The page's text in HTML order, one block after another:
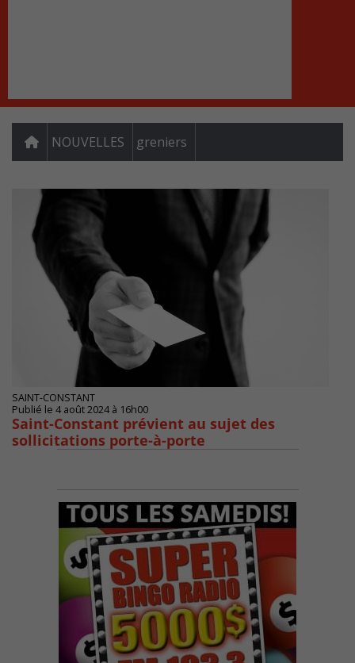
NOUVELLES greniers
SAINT-CONSTANT
Publié le 4 août 2024 à 16h00
Saint-Constant prévient au sujet des
sollicitations porte-à-porte